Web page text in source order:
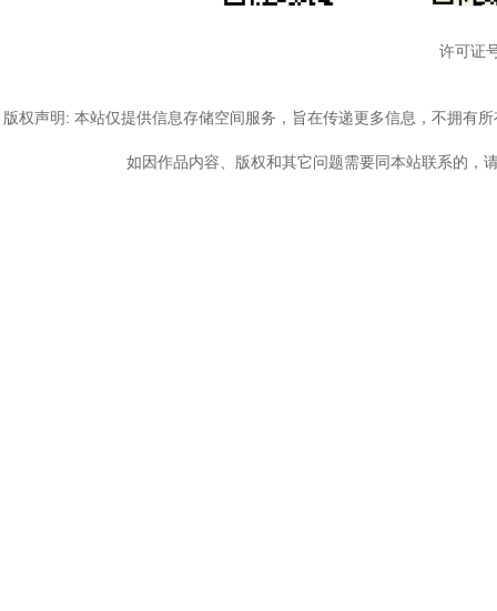
许可
版权声明: 本站仅提供信息存储空间服务，旨在传递更多信息，不拥有
如因作品内容、版权和其它问题需要同本站联系的，